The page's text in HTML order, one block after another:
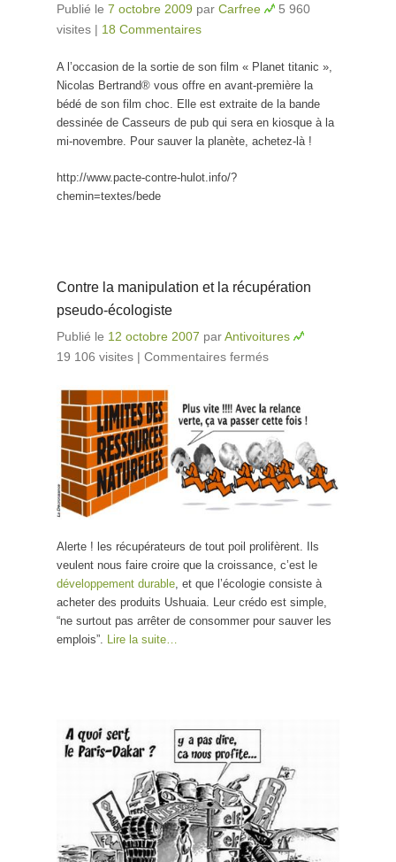
Publié le 7 octobre 2009 par Carfree
5 960
visites | 18 Commentaires
A l’occasion de la sortie de son film « Planet titanic »,
Nicolas Bertrand® vous offre en avant-première la
bédé de son film choc. Elle est extraite de la bande
dessinée de Casseurs de pub qui sera en kiosque à la
mi-novembre. Pour sauver la planète, achetez-là !
http://www.pacte-contre-hulot.info/?
chemin=textes/bede
Contre la manipulation et la récupération
pseudo-écologiste
Publié le 12 octobre 2007 parAntivoitures
19 106 visites | Commentaires fermés
pseudo-
écologiste
Alerte ! les récupérateurs de tout poil prolifèrent. Ils
veulent nous faire croire que la croissance, c’est le
développement durable , et que l’écologie consiste à
acheter des produits Ushuaia. Leur crédo est simple,
“ne surtout pas arrêter de consommer pour sauver les
emplois”.
Lire la suite…